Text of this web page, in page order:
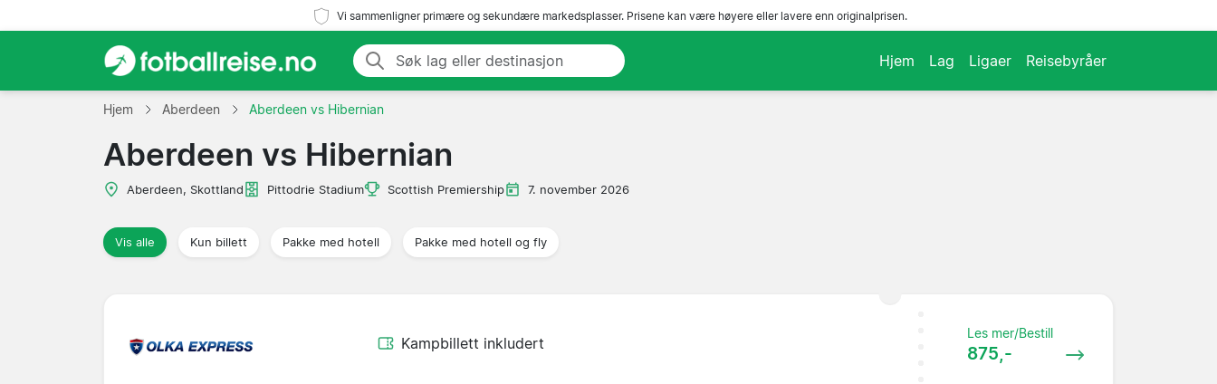
Vi sammenligner primære og sekundære markedsplasser. Prisene kan være høyere eller lavere enn originalprisen.
Hjem Lag Ligaer Reisebyråer
Hjem Aberdeen Aberdeen vs Hibernian
Aberdeen vs Hibernian
Aberdeen, Skottland Pittodrie Stadium Scottish Premiership 7. november 2026
Vis alle Kun billett Pakke med hotell Pakke med hotell og fly
Kampbillett inkludert
Les mer/Bestill
875,-